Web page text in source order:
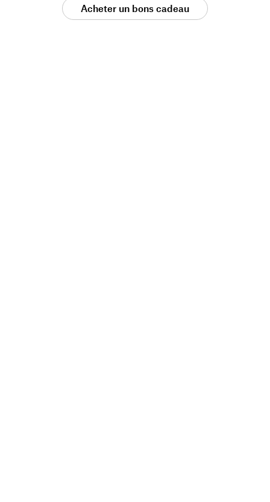
Acheter un bons cadeau